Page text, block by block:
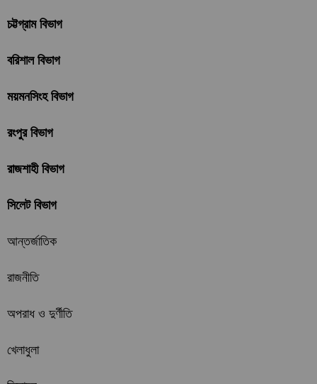
চট্টগ্রাম বিভাগ
বরিশাল বিভাগ
ময়মনসিংহ বিভাগ
রংপুর বিভাগ
রাজশাহী বিভাগ
সিলেট বিভাগ
আন্তর্জাতিক
রাজনীতি
অপরাধ ও দুর্ণীতি
খেলাধুলা